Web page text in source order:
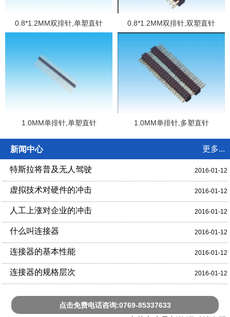
0.8*1.2MM双排针,单塑直针 0.8*1.2MM双排针,双塑直针
1.0MM单排针,单塑直针 1.0MM单排针,多塑直针
新闻中心 更多...
特斯拉将普及无人驾驶 2016-01-12
虚拟技术对硬件的冲击 2016-01-12
人工上涨对企业的冲击 2016-01-12
什么叫连接器 2016-01-12
连接器的基本性能 2016-01-12
连接器的规格层次 2016-01-12
点击免费电话咨询:0769-85337633